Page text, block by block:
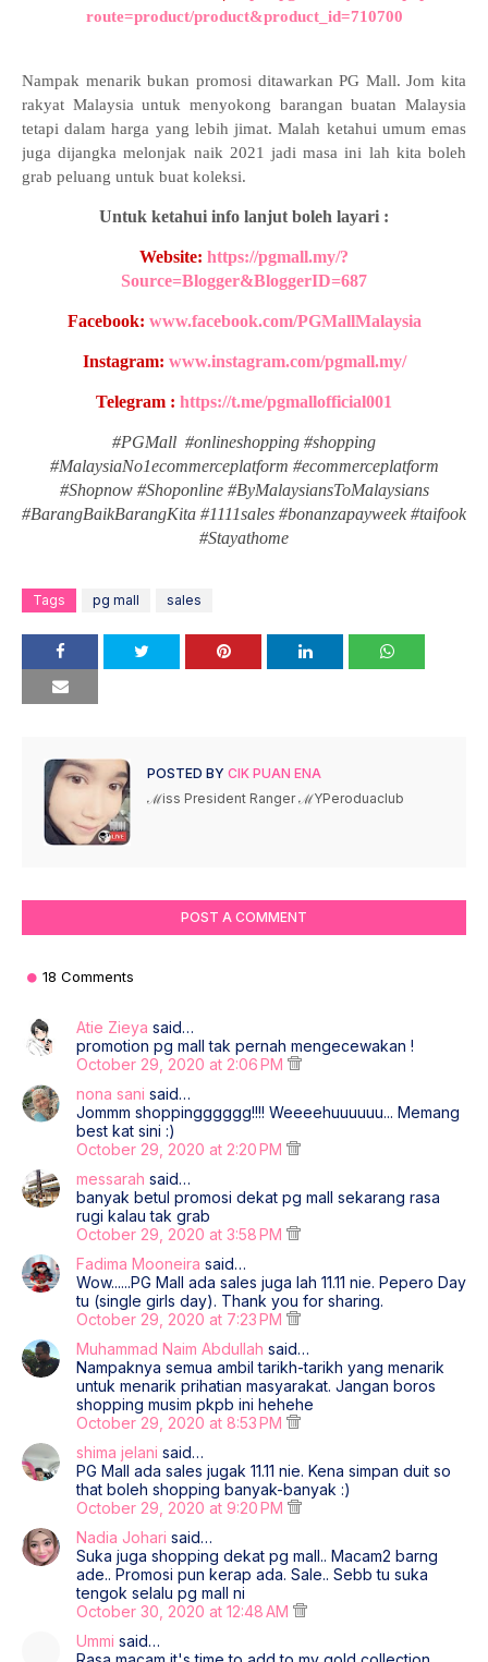
route=product/product&product_id=710700
Nampak menarik bukan promosi ditawarkan PG Mall. Jom kita
rakyat Malaysia untuk menyokong barangan buatan Malaysia
tetapi dalam harga yang lebih jimat. Malah ketahui umum emas
juga dijangka melonjak naik 2021 jadi masa ini lah kita boleh
grab peluang untuk buat koleksi.
Untuk ketahui info lanjut boleh layari :
Website: https://pgmall.my/?
Source=Blogger&BloggerID=687
Facebook: www.facebook.com/PGMallMalaysia
Instagram: www.instagram.com/pgmall.my/
Telegram : https://t.me/pgmallofficial001
#PGMall #onlineshopping #shopping
#MalaysiaNo1ecommerceplatform #ecommerceplatform
#Shopnow #Shoponline #ByMalaysiansToMalaysians
#BarangBaikBarangKita #1111sales #bonanzapayweek #taifook
#Stayathome
Tags pg mall sales
POSTED BY CIK PUAN ENA
ℳiss President Ranger ℳYPeroduaclub
POST A COMMENT
18 Comments
Atie Zieya said…
promotion pg mall tak pernah mengecewakan !
October 29, 2020 at 2:06 PM
nona sani said…
Jommm shoppingggggg!!!! Weeeehuuuuuu... Memang
best kat sini :)
October 29, 2020 at 2:20 PM
messarah said…
banyak betul promosi dekat pg mall sekarang rasa
rugi kalau tak grab
October 29, 2020 at 3:58 PM
Fadima Mooneira said…
Wow......PG Mall ada sales juga lah 11.11 nie. Pepero Day
tu (single girls day). Thank you for sharing.
October 29, 2020 at 7:23 PM
Muhammad Naim Abdullah said…
Nampaknya semua ambil tarikh-tarikh yang menarik
untuk menarik prihatian masyarakat. Jangan boros
shopping musim pkpb ini hehehe
October 29, 2020 at 8:53 PM
shima jelani said…
PG Mall ada sales jugak 11.11 nie. Kena simpan duit so
that boleh shopping banyak-banyak :)
October 29, 2020 at 9:20 PM
Nadia Johari said…
Suka juga shopping dekat pg mall.. Macam2 barng
ade.. Promosi pun kerap ada. Sale.. Sebb tu suka
tengok selalu pg mall ni
October 30, 2020 at 12:48 AM
Ummi said…